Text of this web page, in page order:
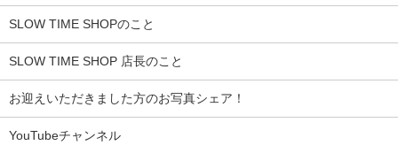
SLOW TIME SHOPのこと
SLOW TIME SHOP 店長のこと
お迎えいただきました方のお写真シェア！
YouTubeチャンネル